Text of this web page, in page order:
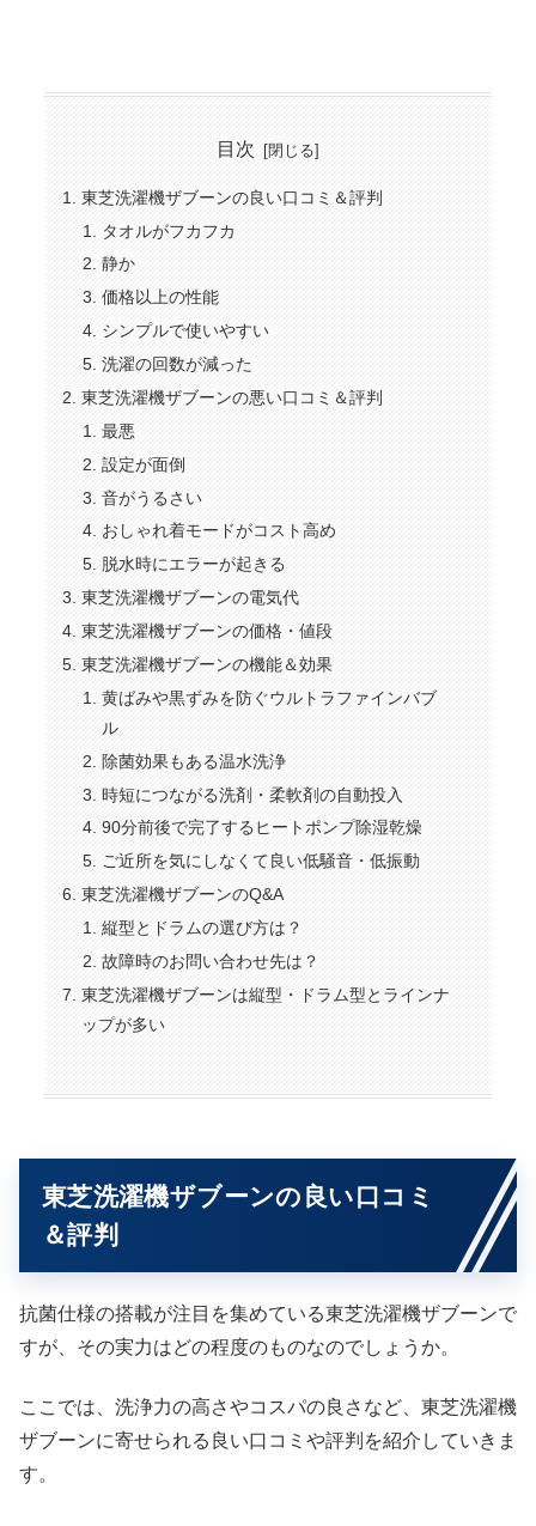
目次
東芝洗濯機ザブーンの良い口コミ＆評判
タオルがフカフカ
静か
価格以上の性能
シンプルで使いやすい
洗濯の回数が減った
東芝洗濯機ザブーンの悪い口コミ＆評判
最悪
設定が面倒
音がうるさい
おしゃれ着モードがコスト高め
脱水時にエラーが起きる
東芝洗濯機ザブーンの電気代
東芝洗濯機ザブーンの価格・値段
東芝洗濯機ザブーンの機能＆効果
黄ばみや黒ずみを防ぐウルトラファインバブ
ル
除菌効果もある温水洗浄
時短につながる洗剤・柔軟剤の自動投入
90分前後で完了するヒートポンプ除湿乾燥
ご近所を気にしなくて良い低騒音・低振動
東芝洗濯機ザブーンのQ&A
縦型とドラムの選び方は？
故障時のお問い合わせ先は？
東芝洗濯機ザブーンは縦型・ドラム型とラインナ
ップが多い
東芝洗濯機ザブーンの良い口コミ
＆評判
抗菌仕様の搭載が注目を集めている東芝洗濯機ザブーンで
すが、その実力はどの程度のものなのでしょうか。
ここでは、洗浄力の高さやコスパの良さなど、東芝洗濯機
ザブーンに寄せられる良い口コミや評判を紹介していきま
す。